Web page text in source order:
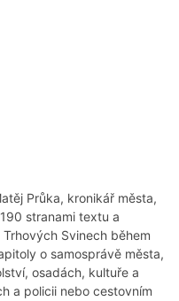
Průka, kronikář města,
stranami textu a
Svinech během
o samosprávě města,
osadách, kultuře a
a policii nebo cestovním